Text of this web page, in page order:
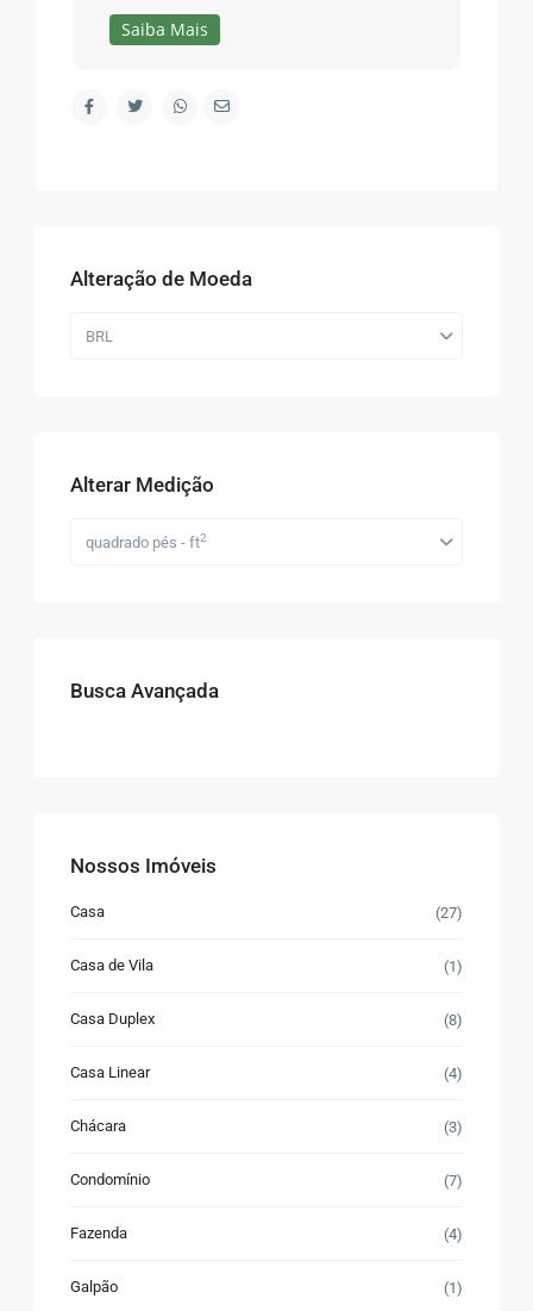
Saiba Mais
Alteração de Moeda
BRL
Alterar Medição
quadrado pés - ft2
Busca Avançada
Nossos Imóveis
Casa (27)
Casa de Vila (1)
Casa Duplex (8)
Casa Linear (4)
Chácara (3)
Condomínio (7)
Fazenda (4)
Galpão (1)